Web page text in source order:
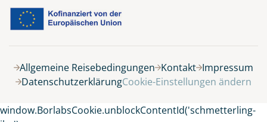
Allgemeine Reisebedingungen Kontakt Impressum
DatenschutzerklärungCookie-Einstellungen ändern
window.BorlabsCookie.unblockContentId('schmetterling-